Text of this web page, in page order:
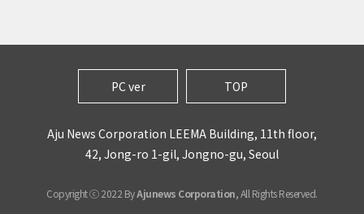
PC ver TOP
Aju News Corporation LEEMA Building, 11th floor,
42, Jong-ro 1-gil, Jongno-gu, Seoul
Copyright ⓒ 2022 ByAjunews Corporation, All Rights Reserved.